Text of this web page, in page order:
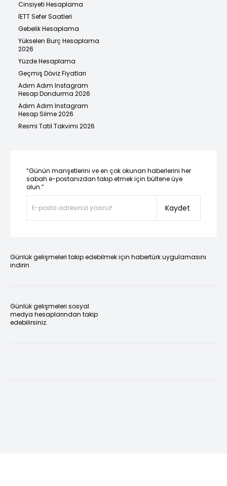
Cinsiyeti Hesaplama
İETT Sefer Saatleri
Gebelik Hesaplama
Yükselen Burç Hesaplama
2026
Yüzde Hesaplama
Geçmiş Döviz Fiyatları
Adım Adım Instagram
Hesap Dondurma 2026
Adım Adım Instagram
Hesap Silme 2026
Resmi Tatil Takvimi 2026
“Günün manşetlerini ve en çok okunan haberlerini her
sabah e-postanızdan takip etmek için bültene üye
olun.”
Kaydet
Günlük gelişmeleri takip edebilmek için habertürk uygulamasını
indirin
Günlük gelişmeleri sosyal
medya hesaplarından takip
edebilirsiniz.